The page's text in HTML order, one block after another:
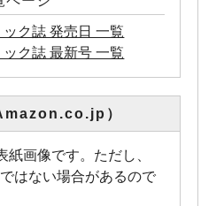
ク誌 発売日 一覧
ク誌 最新号 一覧
）
紙画像です。ただし、
はない場合があるので